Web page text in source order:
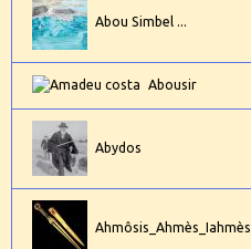
Abou Simbel ...
Abousir
Abydos
Ahmôsis_Ahmès_Iahmès